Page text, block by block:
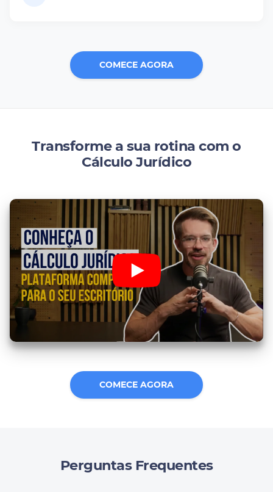
COMECE AGORA
Transforme a sua rotina com o
Cálculo Jurídico
COMECE AGORA
Perguntas Frequentes